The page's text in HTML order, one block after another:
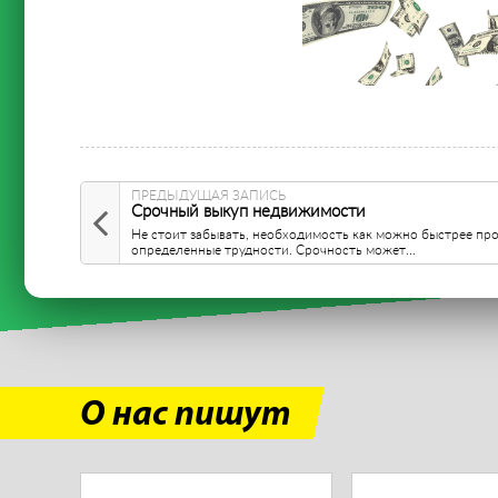
ПРЕДЫДУЩАЯ ЗАПИСЬ
Срочный выкуп недвижимости
Не стоит забывать, необходимость как можно быстрее
определенные трудности. Срочность может...
О нас пишут